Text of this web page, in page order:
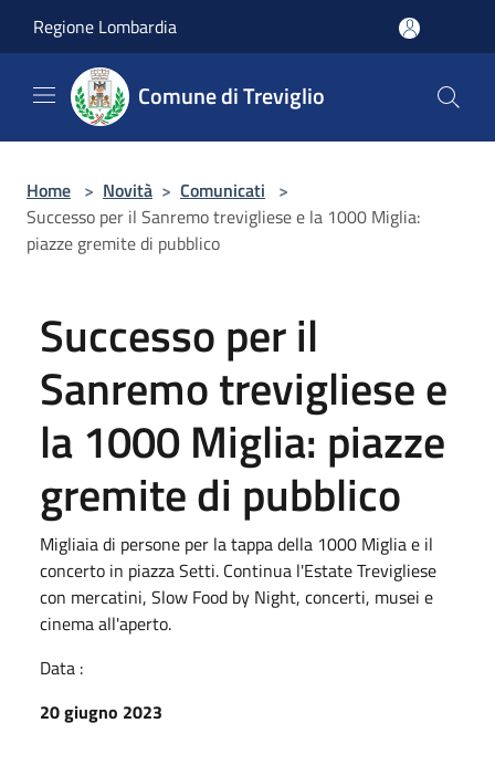
Regione Lombardia
Comune di Treviglio
Home > Novità > Comunicati >
Successo per il Sanremo trevigliese e la 1000 Miglia:
piazze gremite di pubblico
Successo per il
Sanremo trevigliese e
la 1000 Miglia: piazze
gremite di pubblico
Migliaia di persone per la tappa della 1000 Miglia e il
concerto in piazza Setti. Continua l'Estate Trevigliese
con mercatini, Slow Food by Night, concerti, musei e
cinema all'aperto.
Data :
20 giugno 2023